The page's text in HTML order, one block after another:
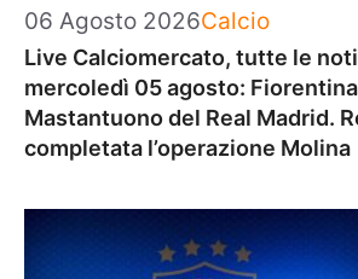
06 Agosto 2026Categorie
Calcio
Live Calciomercato, tutte le
mercoledì 05 agosto:
Mastantuono del Real Madrid.
completata l’operazione Molina